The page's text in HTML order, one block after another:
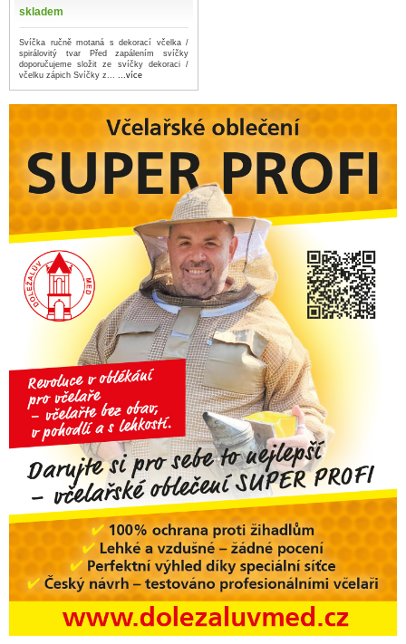
skladem
Svíčka ručně motaná s dekorací včelka /
spirálovitý tvar Před zapálením svíčky
doporučujeme složit ze svíčky dekoraci /
včelku zápich Svíčky z... ...více